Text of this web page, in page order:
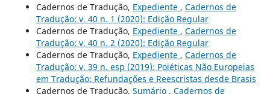
Cadernos de Tradução, Expediente , Cadernos de
Tradução: v. 40 n. 1 (2020): Edição Regular
Cadernos de Tradução, Expediente , Cadernos de
Tradução: v. 40 n. 2 (2020): Edição Regular
Cadernos de Tradução, Expediente , Cadernos de
Tradução: v. 39 n. esp (2019): Poiéticas Não Europeias
em Tradução: Refundações e Reescristas desde Brasis
Cadernos de Tradução, Sumário , Cadernos de